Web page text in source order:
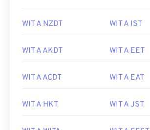
WIT A NZDT WIT A IST
WIT A AKDT WIT A EET
WIT A ACDT WIT A EAT
WIT A HKT WIT A JST